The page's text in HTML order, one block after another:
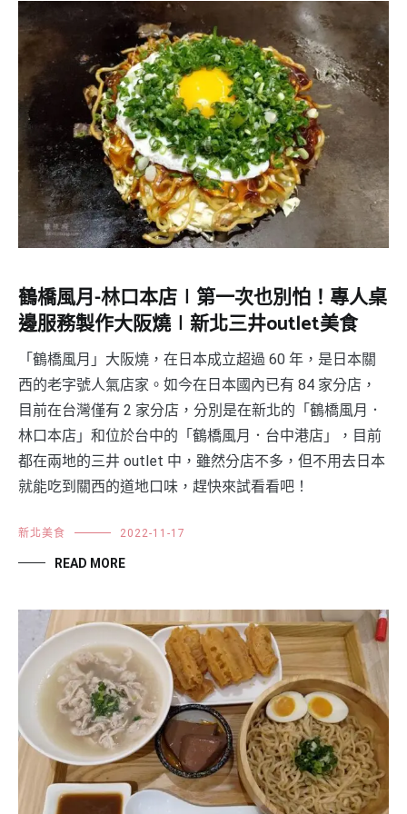
鶴橋風月-林口本店∣第一次也別怕！專人桌
邊服務製作大阪燒∣新北三井outlet美食
「鶴橋風月」大阪燒，在日本成立超過 60 年，是日本關
西的老字號人氣店家。如今在日本國內已有 84 家分店，
目前在台灣僅有 2 家分店，分別是在新北的「鶴橋風月．
林口本店」和位於台中的「鶴橋風月．台中港店」，目前
都在兩地的三井 outlet 中，雖然分店不多，但不用去日本
就能吃到關西的道地口味，趕快來試看看吧！
新北美食 2022-11-17
READ MORE